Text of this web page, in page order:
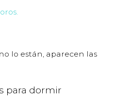
lo están, aparecen las
para dormir